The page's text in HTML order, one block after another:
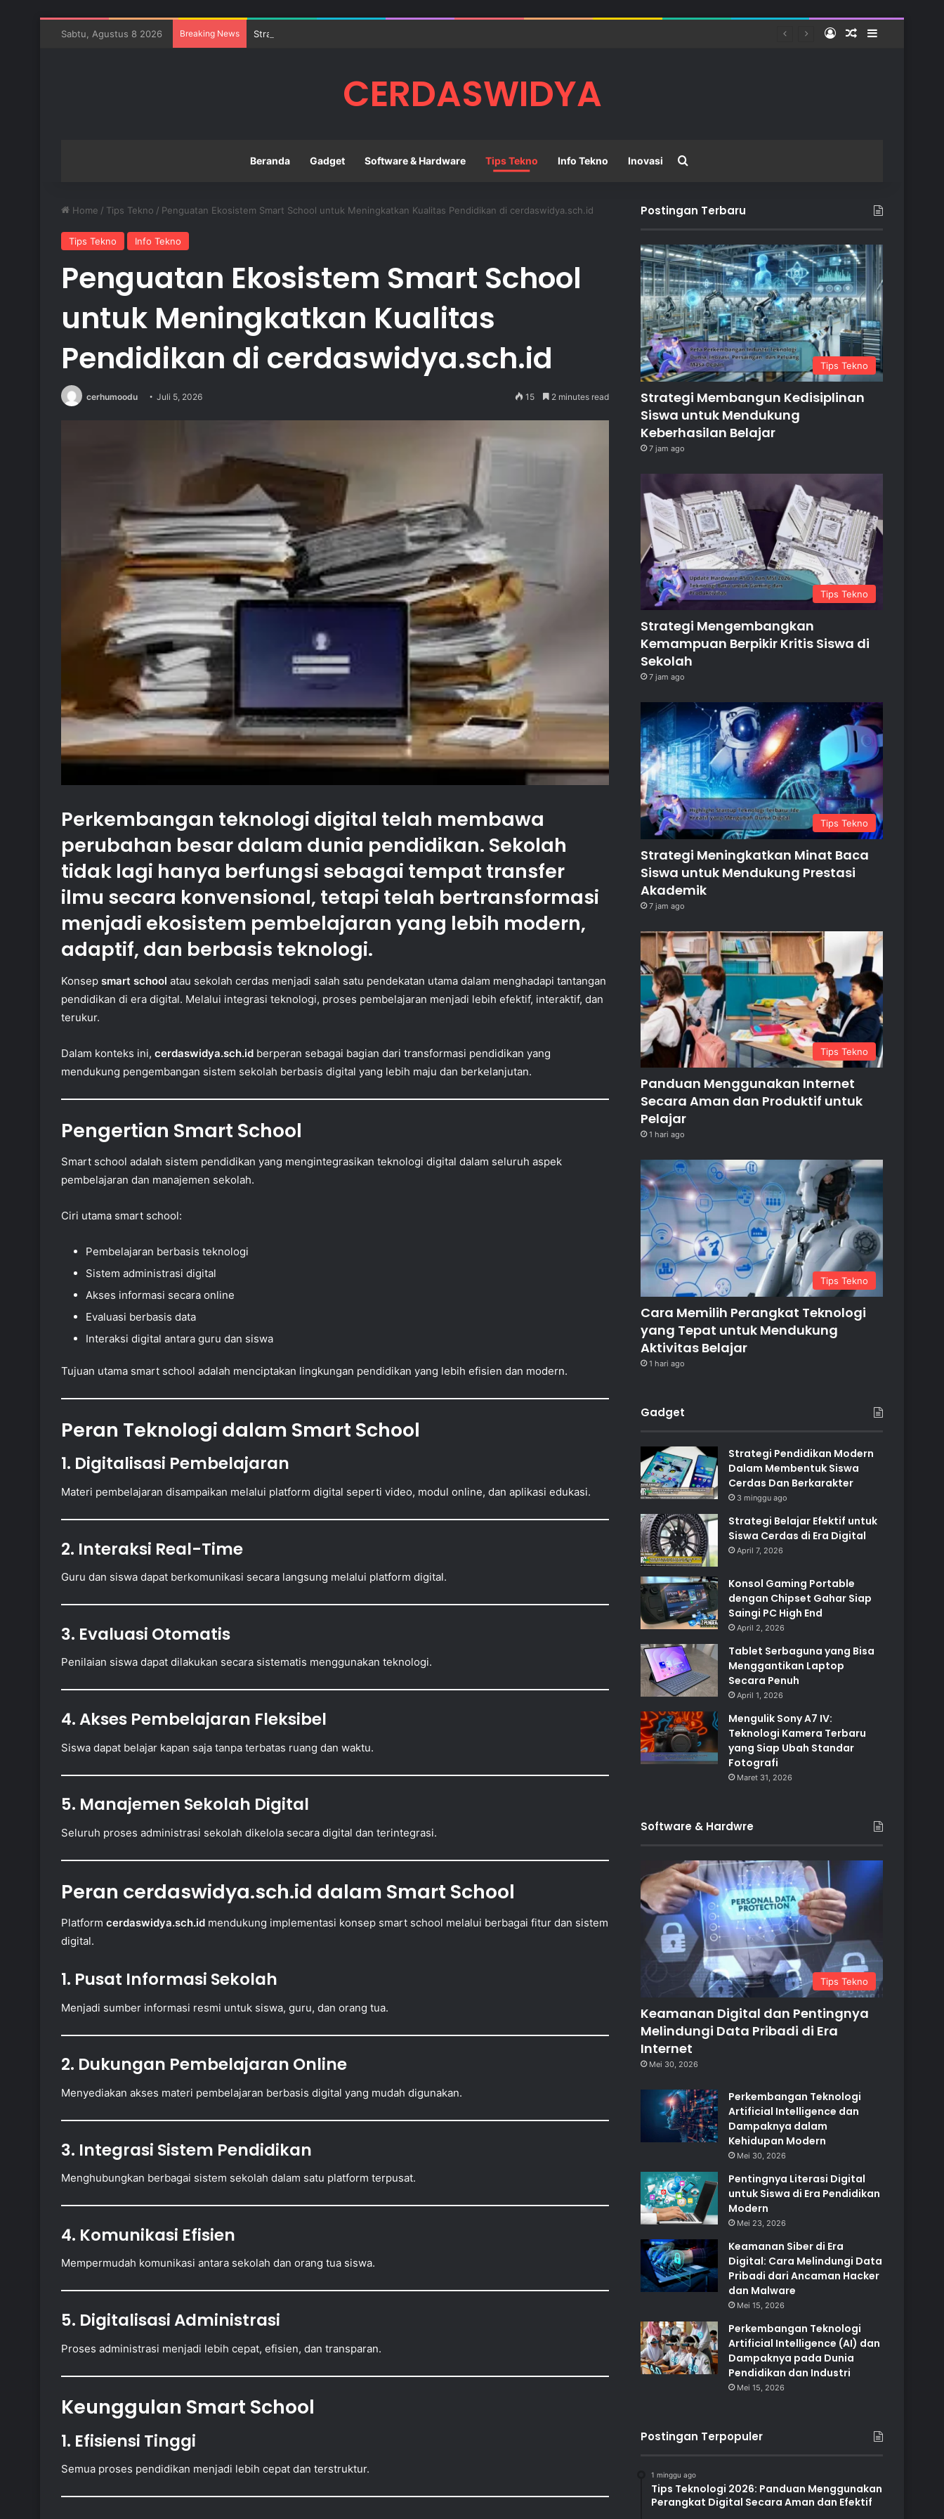
Sabtu, Agustus 8 2026 Breaking News Strategi Mengembangkan Kemampuan Berpikir Kritis Siswa di Sekolah Log InRandom Article
Sidebar
CERDASWIDYA
Beranda Gadget Software & Hardware Tips Tekno Info Tekno Inovasi
Home / Tips Tekno / Penguatan Ekosistem Smart School untuk Meningkatkan Kualitas Pendidikan di cerdaswidya.sch.id
Tips Tekno Info Tekno
Penguatan Ekosistem Smart School
untuk Meningkatkan Kualitas
Pendidikan di cerdaswidya.sch.id
cerhumoodu Juli 5, 2026 15 2 minutes read
Perkembangan teknologi digital telah membawa
perubahan besar dalam dunia pendidikan. Sekolah
tidak lagi hanya berfungsi sebagai tempat transfer
ilmu secara konvensional, tetapi telah bertransformasi
menjadi ekosistem pembelajaran yang lebih modern,
adaptif, dan berbasis teknologi.
Konsep smart school atau sekolah cerdas menjadi salah satu pendekatan utama dalam menghadapi tantangan
pendidikan di era digital. Melalui integrasi teknologi, proses pembelajaran menjadi lebih efektif, interaktif, dan
terukur.
Dalam konteks ini, cerdaswidya.sch.id berperan sebagai bagian dari transformasi pendidikan yang
mendukung pengembangan sistem sekolah berbasis digital yang lebih maju dan berkelanjutan.
Pengertian Smart School
Smart school adalah sistem pendidikan yang mengintegrasikan teknologi digital dalam seluruh aspek
pembelajaran dan manajemen sekolah.
Ciri utama smart school:
Pembelajaran berbasis teknologi
Sistem administrasi digital
Akses informasi secara online
Evaluasi berbasis data
Interaksi digital antara guru dan siswa
Tujuan utama smart school adalah menciptakan lingkungan pendidikan yang lebih efisien dan modern.
Peran Teknologi dalam Smart School
1. Digitalisasi Pembelajaran
Materi pembelajaran disampaikan melalui platform digital seperti video, modul online, dan aplikasi edukasi.
2. Interaksi Real-Time
Guru dan siswa dapat berkomunikasi secara langsung melalui platform digital.
3. Evaluasi Otomatis
Penilaian siswa dapat dilakukan secara sistematis menggunakan teknologi.
4. Akses Pembelajaran Fleksibel
Siswa dapat belajar kapan saja tanpa terbatas ruang dan waktu.
5. Manajemen Sekolah Digital
Seluruh proses administrasi sekolah dikelola secara digital dan terintegrasi.
Peran cerdaswidya.sch.id dalam Smart School
Platform cerdaswidya.sch.id mendukung implementasi konsep smart school melalui berbagai fitur dan sistem
digital.
1. Pusat Informasi Sekolah
Menjadi sumber informasi resmi untuk siswa, guru, dan orang tua.
2. Dukungan Pembelajaran Online
Menyediakan akses materi pembelajaran berbasis digital yang mudah digunakan.
3. Integrasi Sistem Pendidikan
Menghubungkan berbagai sistem sekolah dalam satu platform terpusat.
4. Komunikasi Efisien
Mempermudah komunikasi antara sekolah dan orang tua siswa.
5. Digitalisasi Administrasi
Proses administrasi menjadi lebih cepat, efisien, dan transparan.
Keunggulan Smart School
1. Efisiensi Tinggi
Semua proses pendidikan menjadi lebih cepat dan terstruktur.
Postingan Terbaru
Tips Tekno
Strategi Membangun Kedisiplinan
Siswa untuk Mendukung
Keberhasilan Belajar
7 jam ago
Tips Tekno
Strategi Mengembangkan
Kemampuan Berpikir Kritis Siswa di
Sekolah
7 jam ago
Tips Tekno
Strategi Meningkatkan Minat Baca
Siswa untuk Mendukung Prestasi
Akademik
7 jam ago
Tips Tekno
Panduan Menggunakan Internet
Secara Aman dan Produktif untuk
Pelajar
1 hari ago
Tips Tekno
Cara Memilih Perangkat Teknologi
yang Tepat untuk Mendukung
Aktivitas Belajar
1 hari ago
Gadget
Strategi Pendidikan Modern
Dalam Membentuk Siswa
Cerdas Dan Berkarakter
3 minggu ago
Strategi Belajar Efektif untuk
Siswa Cerdas di Era Digital
April 7, 2026
Konsol Gaming Portable
dengan Chipset Gahar Siap
Saingi PC High End
April 2, 2026
Tablet Serbaguna yang Bisa
Menggantikan Laptop
Secara Penuh
April 1, 2026
Mengulik Sony A7 IV:
Teknologi Kamera Terbaru
yang Siap Ubah Standar
Fotografi
Maret 31, 2026
Software & Hardwre
Tips Tekno
Keamanan Digital dan Pentingnya
Melindungi Data Pribadi di Era
Internet
Mei 30, 2026
Perkembangan Teknologi
Artificial Intelligence dan
Dampaknya dalam
Kehidupan Modern
Mei 30, 2026
Pentingnya Literasi Digital
untuk Siswa di Era Pendidikan
Modern
Mei 23, 2026
Keamanan Siber di Era
Digital: Cara Melindungi Data
Pribadi dari Ancaman Hacker
dan Malware
Mei 15, 2026
Perkembangan Teknologi
Artificial Intelligence (AI) dan
Dampaknya pada Dunia
Pendidikan dan Industri
Mei 15, 2026
Postingan Terpopuler
1 minggu ago
Tips Teknologi 2026: Panduan Menggunakan
Perangkat Digital Secara Aman dan Efektif